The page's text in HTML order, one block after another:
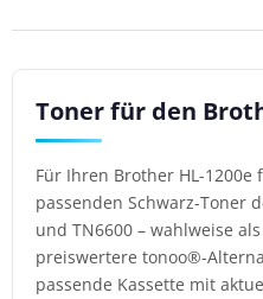
Toner für den
Für Ihren Brother HL-
passenden Schwarz-Toner
und TN6600 – wahlweise
preiswertere tonoo®-
passende Kassette mit